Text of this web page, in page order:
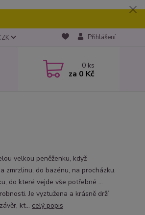
Přihlášení
0 ks
za 0 Kč
velkou peněženku, když
zmrzlinu, do bazénu, na procházku.
do které vejde vše potřebné ...
Je vyztužena a krásně drží
kt... celý popis